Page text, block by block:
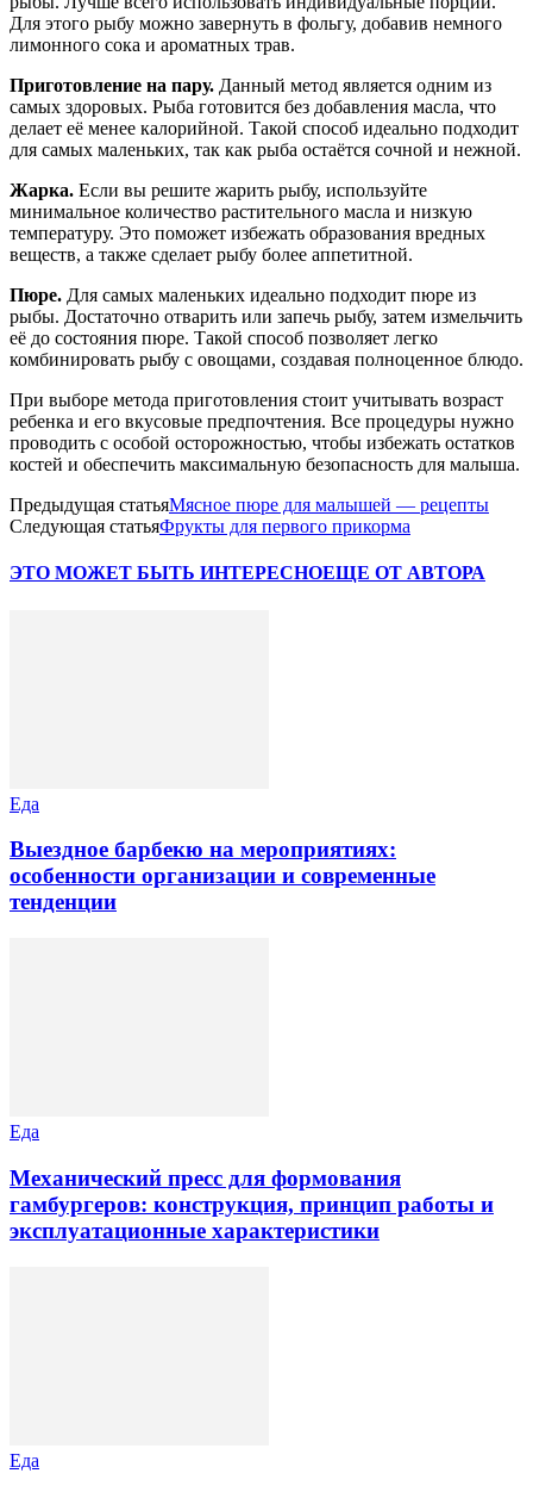
Для этого рыбу можно завернуть в фольгу, добавив немного
лимонного сока и ароматных трав.
Приготовление на пару. Данный метод является одним из
самых здоровых. Рыба готовится без добавления масла, что
делает её менее калорийной. Такой способ идеально подходит
для самых маленьких, так как рыба остаётся сочной и нежной.
Жарка. Если вы решите жарить рыбу, используйте
минимальное количество растительного масла и низкую
температуру. Это поможет избежать образования вредных
веществ, а также сделает рыбу более аппетитной.
Пюре. Для самых маленьких идеально подходит пюре из
рыбы. Достаточно отварить или запечь рыбу, затем измельчить
её до состояния пюре. Такой способ позволяет легко
комбинировать рыбу с овощами, создавая полноценное блюдо.
При выборе метода приготовления стоит учитывать возраст
ребенка и его вкусовые предпочтения. Все процедуры нужно
проводить с особой осторожностью, чтобы избежать остатков
костей и обеспечить максимальную безопасность для малыша.
Предыдущая статьяМясное пюре для малышей — рецепты
Следующая статьяФрукты для первого прикорма
ЭТО МОЖЕТ БЫТЬ ИНТЕРЕСНОЕЩЕ ОТ АВТОРА
Еда
Выездное барбекю на мероприятиях:
особенности организации и современные
тенденции
Еда
Механический пресс для формования
гамбургеров: конструкция, принцип работы и
эксплуатационные характеристики
Еда